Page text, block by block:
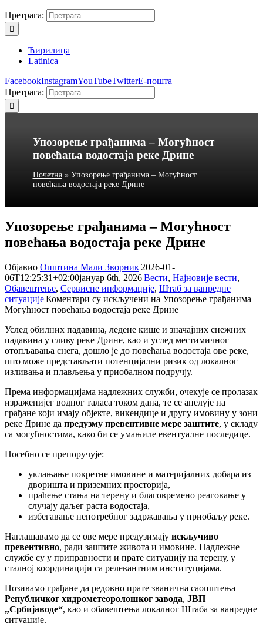
Претрага:
Ћирилица
Latinica
FacebookInstagramYouTubeTwitterЕ-пошта
Претрага:
Упозорење грађанима – Могућност
повећања водостаја реке Дрине
Почетна» Упозорење грађанима – Могућност
повећања водостаја реке Дрине
Упозорење грађанима – Могућност
повећања водостаја реке Дрине
Објавио Општина Мали Зворник|2026-01-
06T12:25:31+02:00јануар 6th, 2026|Вести, Најновије вести,
Обавештење, Сервисне информације, Штаб за ванредне
ситуације|Коментари су искључени на Упозорење грађанима –
Могућност повећања водостаја реке Дрине
Услед обилних падавина, ледене кише и значајних снежних
падавина у сливу реке Дрине, као и услед местимичног
отопљавања снега, дошло је до повећања водостаја ове реке,
што може представљати потенцијални ризик од локалног
изливања и плављења у приобалном подручју.
Према информацијама надлежних служби, очекује се пролазак
израженијег водног таласа током дана, те се апелује на
грађане који имају објекте, викендице и другу имовину у зони
реке Дрине да предузму превентивне мере заштите, у складу
са могућностима, како би се умањиле евентуалне последице.
Посебно се препоручује:
уклањање покретне имовине и материјалних добара из
дворишта и приземних просторија,
праћење стања на терену и благовремено реаговање у
случају даљег раста водостаја,
избегавање непотребног задржавања у приобаљу реке.
Наглашавамо да се ове мере предузимају искључиво
превентивно, ради заштите живота и имовине. Надлежне
службе су у приправности и прате ситуацију на терену, у
сталној координацији са релевантним институцијама.
Позивамо грађане да редовно прате званична саопштења
Републичког хидрометеоролошког завода, ЈВП
„Србијаводе“, као и обавештења локалног Штаба за ванредне
ситуације.